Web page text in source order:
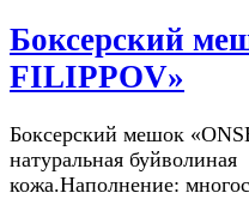
Боксерский
FILIPPOV»
Боксерский мешок
натуральная буйволиная
кожа.Наполнение: